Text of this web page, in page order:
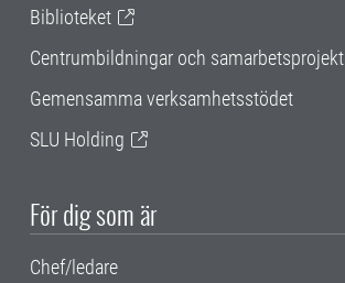
Biblioteket
Centrumbildningar och samarbetsprojekt
Gemensamma verksamhetsstödet
SLU Holding
För dig som är
Chef/ledare